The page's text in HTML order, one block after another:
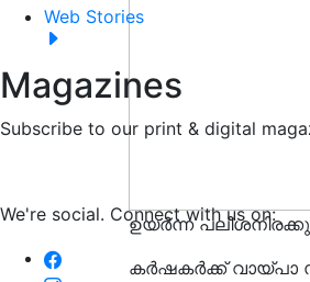
Web Stories
Magazines
Subscribe to our print & digital
We're social. Connect with us on:
ഉയര്‍ന്ന
കര്‍ഷകര്‍ക്ക് വായ്പാ